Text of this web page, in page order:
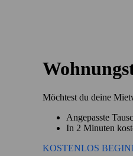
Möchtest du deine
Angepasste
In 2 Minuten
KOSTENLOS